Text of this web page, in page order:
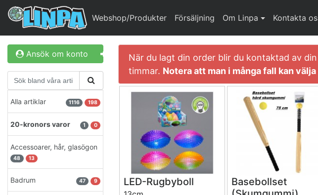
Webshop/Produkter Försäljning Om Linpa Kontakta
Ansök om konto Logga in
Alla artiklar 1116 198
20-kronors varor 1 0
Accessoarer, hår, glasögon
48 13
Badrum 47 9
När du lagt din order blir du kontaktad av
timmar. Notera att man i många fall kan
LED-Rugbyboll
Basebollset